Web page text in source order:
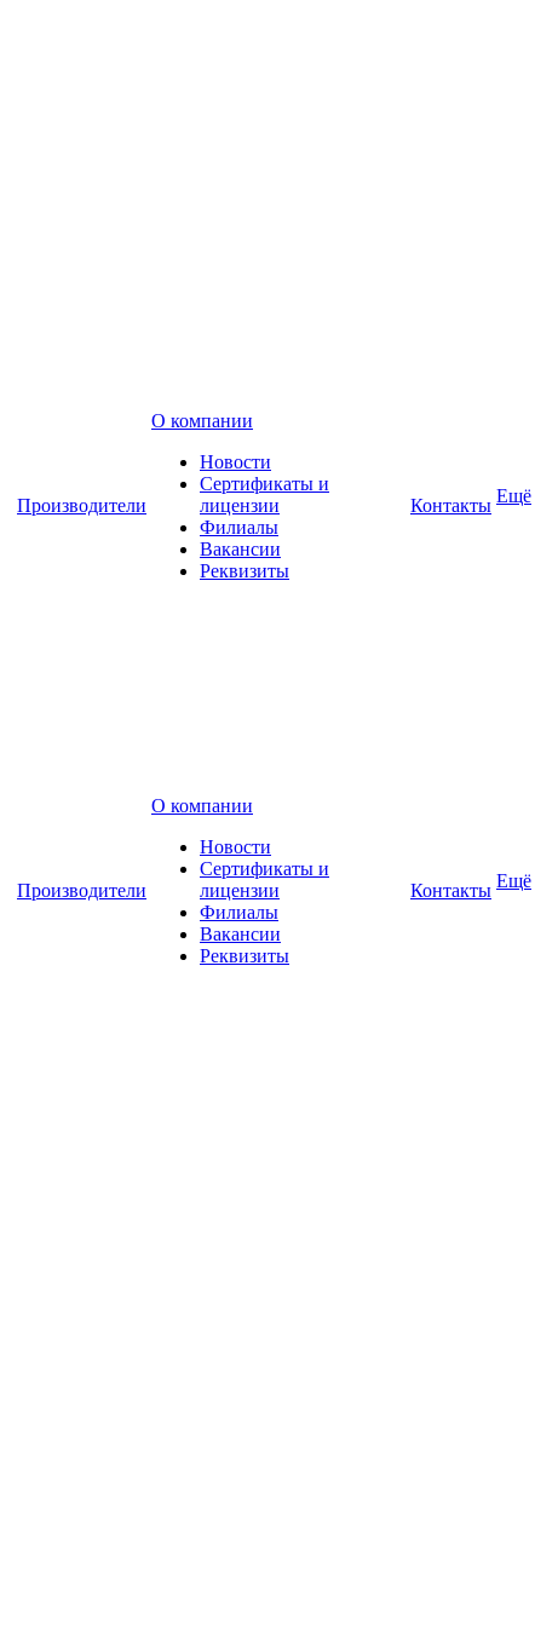
Производители
О компании
Новости
Сертификаты и
лицензии
Филиалы
Вакансии
Реквизиты
Контакты Ещё
Производители
О компании
Новости
Сертификаты и
лицензии
Филиалы
Вакансии
Реквизиты
Контакты Ещё